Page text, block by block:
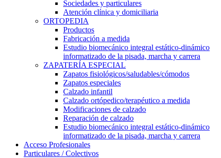
Sociedades y particulares
Atención clínica y domiciliaria
ORTOPEDIA
Productos
Fabricación a medida
Estudio biomecánico integral estático-dinámico
informatizado de la pisada, marcha y carrera
ZAPATERÍA ESPECIAL
Zapatos fisiológicos/saludables/cómodos
Zapatos especiales
Calzado infantil
Calzado ortópedico/terapéutico a medida
Modificaciones de calzado
Reparación de calzado
Estudio biomecánico integral estático-dinámico
informatizado de la pisada, marcha y carrera
Acceso Profesionales
Particulares / Colectivos